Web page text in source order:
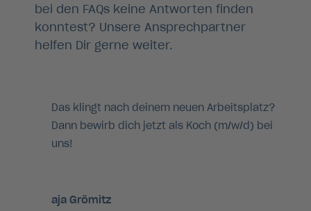
bei den FAQs keine Antworten finden
konntest? Unsere Ansprechpartner
helfen Dir gerne weiter.
Das klingt nach deinem neuen Arbeitsplatz?
Dann bewirb dich jetzt als Koch (m/w/d) bei
uns!
aja Grömitz